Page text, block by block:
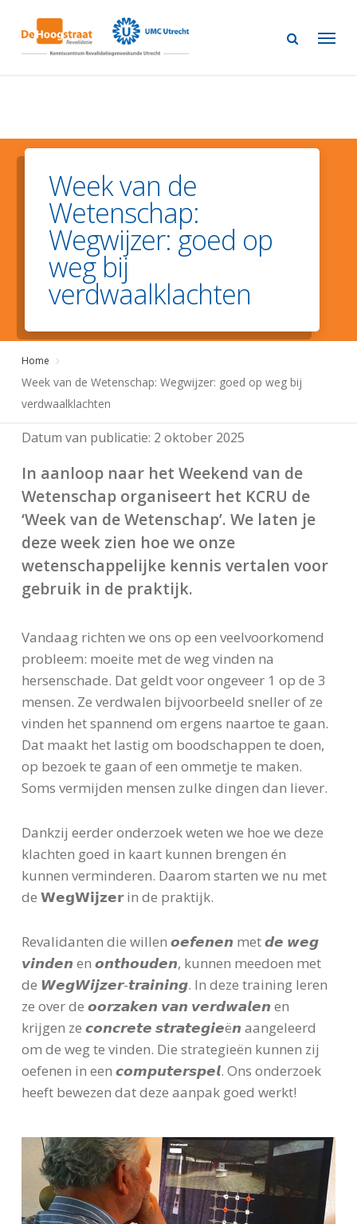
main
Week van de
Wetenschap:
Wegwijzer: goed op
weg bij
verdwaalklachten
Home
Week van de Wetenschap: Wegwijzer: goed op weg bij
verdwaalklachten
Datum van publicatie: 2 oktober 2025
In aanloop naar het Weekend van de
Wetenschap organiseert het KCRU de
‘Week van de Wetenschap’. We laten je
deze week zien hoe we onze
wetenschappelijke kennis vertalen voor
gebruik in de praktijk.
Vandaag richten we ons op een veelvoorkomend
probleem: moeite met de weg vinden na
hersenschade. Dat geldt voor ongeveer 1 op de 3
mensen. Ze verdwalen bijvoorbeeld sneller of ze
vinden het spannend om ergens naartoe te gaan.
Dat maakt het lastig om boodschappen te doen,
op bezoek te gaan of een ommetje te maken.
Soms vermijden mensen zulke dingen dan liever.
Dankzij eerder onderzoek weten we hoe we deze
klachten goed in kaart kunnen brengen én
kunnen verminderen. Daarom starten we nu met
de 𝗪𝗲𝗴𝗪𝗶𝗷𝘇𝗲𝗿 in de praktijk.
Revalidanten die willen 𝙤𝙚𝙛𝙚𝙣𝙚𝙣 met 𝙙𝙚 𝙬𝙚𝙜
𝙫𝙞𝙣𝙙𝙚𝙣 en 𝙤𝙣𝙩𝙝𝙤𝙪𝙙𝙚𝙣, kunnen meedoen met
de 𝙒𝙚𝙜𝙒𝙞𝙟𝙯𝙚𝙧-𝙩𝙧𝙖𝙞𝙣𝙞𝙣𝙜. In deze training leren
ze over de 𝙤𝙤𝙧𝙯𝙖𝙠𝙚𝙣 𝙫𝙖𝙣 𝙫𝙚𝙧𝙙𝙬𝙖𝙡𝙚𝙣 en
krijgen ze 𝙘𝙤𝙣𝙘𝙧𝙚𝙩𝙚 𝙨𝙩𝙧𝙖𝙩𝙚𝙜𝙞𝙚ë𝙣 aangeleerd
om de weg te vinden. Die strategieën kunnen zij
oefenen in een 𝙘𝙤𝙢𝙥𝙪𝙩𝙚𝙧𝙨𝙥𝙚𝙡. Ons onderzoek
heeft bewezen dat deze aanpak goed werkt!